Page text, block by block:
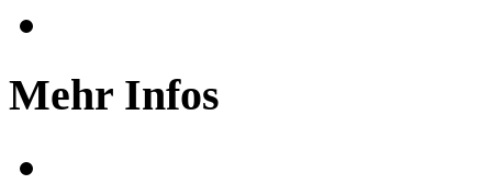
Mehr Infos